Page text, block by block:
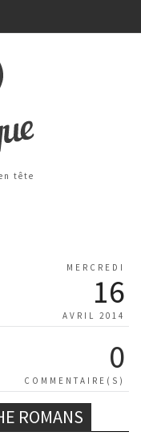
tête
MERCREDI
16
AVRIL 2014
0
COMMENTAIRE(S)
ROMANS